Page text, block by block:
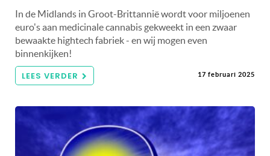
In de Midlands in Groot-Brittannië wordt voor miljoenen
euro's aan medicinale cannabis gekweekt in een zwaar
bewaakte hightech fabriek - en wij mogen even
binnenkijken!
LEES VERDER 17 februari 2025